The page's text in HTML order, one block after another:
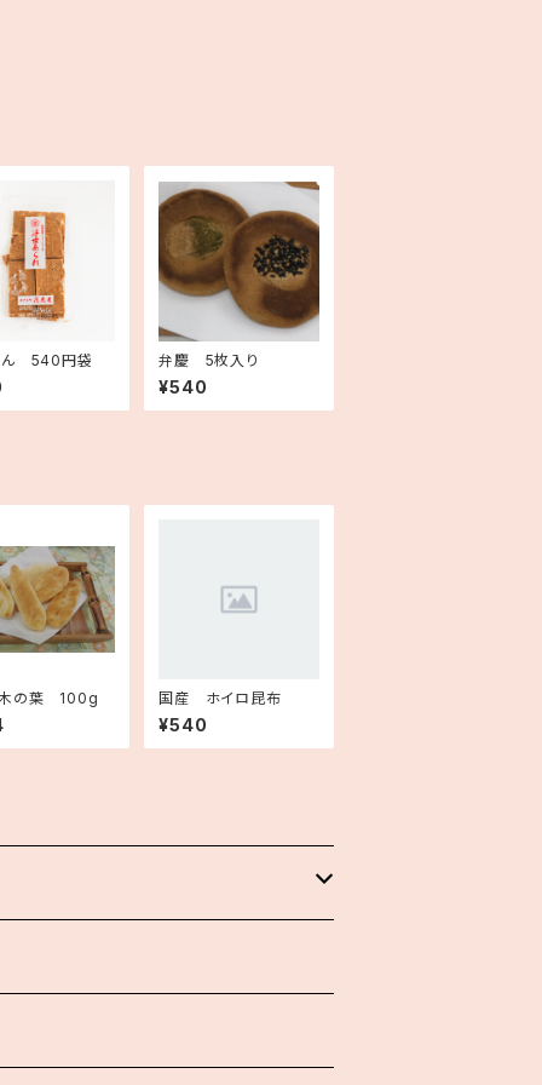
ん 540円袋 弁慶 5枚入り
¥540
木の葉 100g 国産 ホイロ昆布
¥540